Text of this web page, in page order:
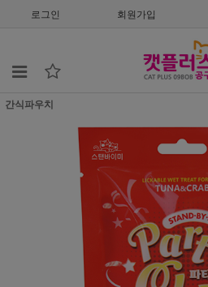
로그인 회원가입
간식파우치